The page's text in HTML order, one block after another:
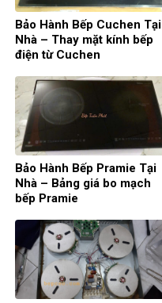
Bảo Hành Bếp Cuchen Tại
Nhà – Thay mặt kính bếp
điện từ Cuchen
Bảo Hành Bếp Pramie Tại
Nhà – Bảng giá bo mạch
bếp Pramie